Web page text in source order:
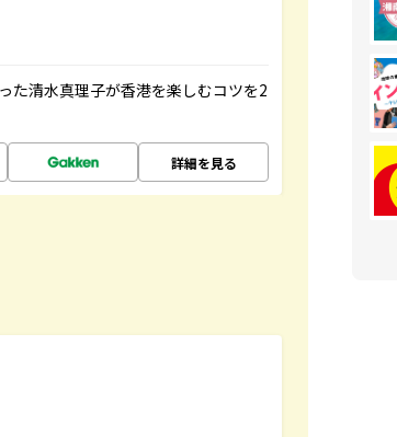
た清水真理子が香港を楽しむコツを2
詳細を見る